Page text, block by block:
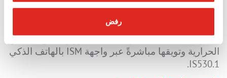
رفض
خلال تطبيق Seek Thermal (يمكن تنزيله مجانًا من
متجر Google Play). تتم معالجة الصور ومقاطع الفيديو
الحرارية وتويقها مباشرةً عبر واجهة ISM بالهاتف الذكي
IS530.1.